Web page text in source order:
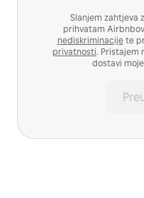
Slanjem zahtjeva
prihvatam
nediskriminacijete
privatnosti. Pristajem
dostavi